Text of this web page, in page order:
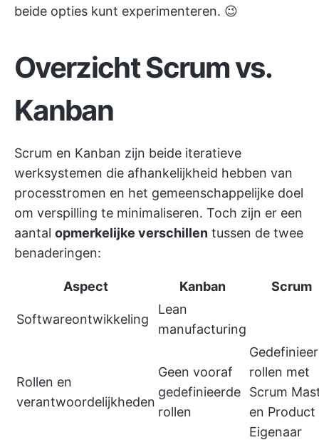
beide opties kunt experimenteren. 😉
Overzicht Scrum vs.
Kanban
Scrum en Kanban zijn beide iteratieve
werksystemen die afhankelijkheid hebben van
processtromen en het gemeenschappelijke doel
om verspilling te minimaliseren. Toch zijn er een
aantal opmerkelijke verschillen tussen de twee
benaderingen:
Aspect Kanban Scrum
Softwareontwikkeling
Lean
manufacturing
Rollen en
verantwoordelijkheden
Geen vooraf
gedefinieerde
rollen
rollen met
Scrum
en Product
Eigenaar